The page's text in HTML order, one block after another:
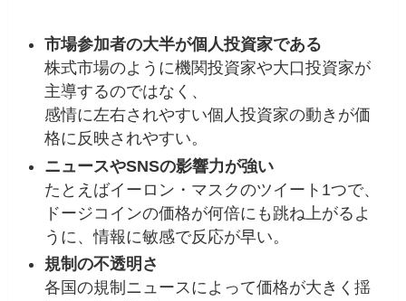
市場参加者の大半が個人投資家である
株式市場のように機関投資家や大口投資家が
主導するのではなく、
感情に左右されやすい個人投資家の動きが価
格に反映されやすい。
ニュースやSNSの影響力が強い
たとえばイーロン・マスクのツイート1つで、
ドージコインの価格が何倍にも跳ね上がるよ
うに、情報に敏感で反応が早い。
規制の不透明さ
各国の規制ニュースによって価格が大きく揺